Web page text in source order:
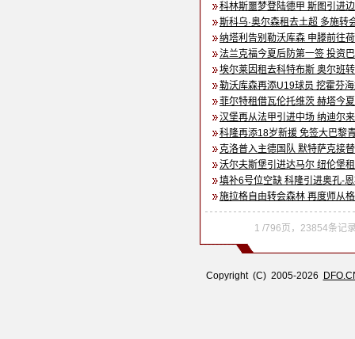
科林斯噩梦登陆德甲 斯图引进
斯科乌·奥尔森租去土超 多施转
纳塔利告别勒沃库森 申滕前往
法兰克福今夏后防第一签 投资
埃尔莱因租去科特布斯 奥尔班
勒沃库森再添U19球员 挖霍芬
菲尔特租借瓦伦托维茨 赫塔今
汉堡再从法甲引进中场 纳迪尔
科隆再添18岁新援 免签大巴黎
克洛普入主德国队 默特萨克接
沃尔夫斯堡引进达马尔 纽伦堡
填补6号位空缺 科隆引进奥孔-
施拉格自由转会森林 再度师从
1 /796页，23854条记
Copyright (C) 2005-2026